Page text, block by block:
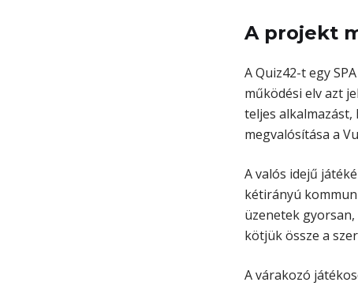
A projekt
A Quiz42-t egy
működési elv azt
teljes
megvalósítása a
A valós idejű
kétirányú
üzenetek
kötjük össze a
A várakozó